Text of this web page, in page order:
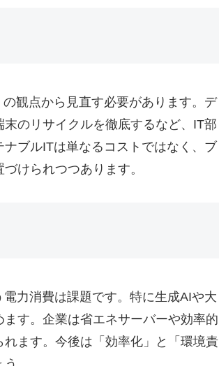
観点から見直す必要があります。デ
のリサイクルを徹底するなど、IT部
ブルITは単なるコストではなく、ブ
けられつつあります。
力消費は課題です。特に生成AIや大
す。企業は省エネサーバーや効率的
ます。今後は「効率化」と「環境責